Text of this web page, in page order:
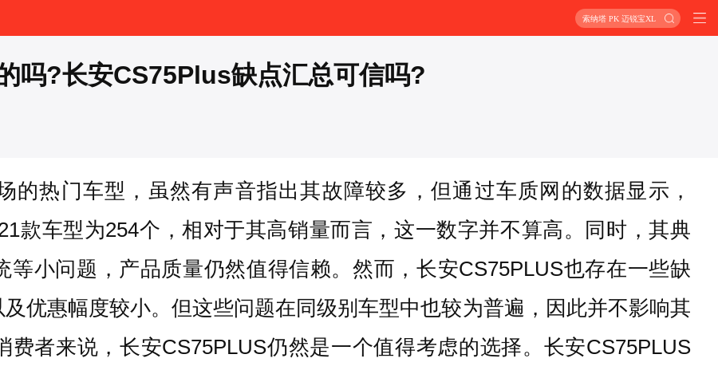
索纳塔 PK 迈锐宝XL
吗?长安CS75Plus缺点汇总可信吗?
的热门车型，虽然有声音指出其故障较多，但通过车质网的数据显示，
款车型为254个，相对于其高销量而言，这一数字并不算高。同时，其典
小问题，产品质量仍然值得信赖。然而，长安CS75PLUS也存在一些缺
优惠幅度较小。但这些问题在同级别车型中也较为普遍，因此并不影响其
者来说，长安CS75PLUS仍然是一个值得考虑的选择。长安CS75PLUS